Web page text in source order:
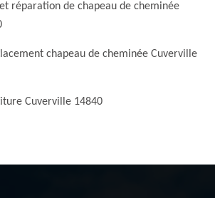
réparation de chapeau de cheminée
chapeau de cheminée Cuverville
Cuverville 14840